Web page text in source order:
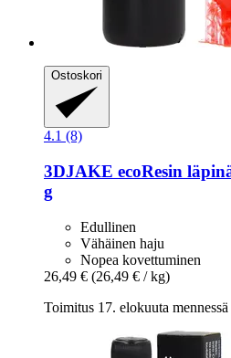
Ostoskori
4.1 (8)
3DJAKE ecoResin
g
Edullinen
Vähäinen haju
Nopea kovettuminen
26,49 € (26,49 € / kg)
Toimitus 17. elokuuta mennessä